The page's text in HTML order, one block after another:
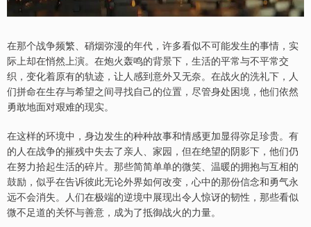
在那个战争频繁、硝烟弥漫的年代，许多看似不可能发生的事情，实
际上却在悄然上演。在炮火轰鸣的背景下，生活的平常与不平常交
织，变化着原有的轨迹，让人感到意外又无奈。在战火的洗礼下，人
们拼命在生存与希望之间寻找自己的位置，尽管身处困境，他们依然
勇敢地面对艰难的现实。
在这样的环境中，身边发生的种种故事和情感更加显得弥足珍贵。有
的人在战争的摧残中失去了亲人、家园，但在绝望的阴影下，他们仍
在努力拾起生活的碎片。那些简简单单的微笑、温暖的拥抱与互相的
鼓励，似乎在告诉彼此无论外界如何改变，心中的那份信念和勇气永
远不会消失。人们在极端的逆境中展现出令人惊讶的韧性，那些看似
微不足道的关怀与善意，成为了抵御战火的力量。